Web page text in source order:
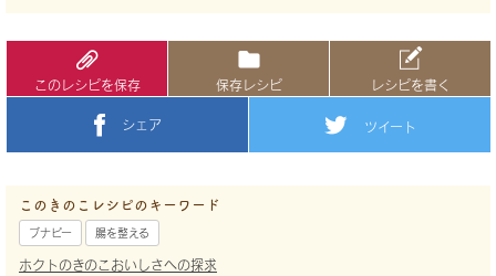
このレシピを保存 保存レシピ レシピを書く
シェア ツイート
このきのこレシピのキーワード
ブナピー 腸を整える
ホクトのきのこおいしさへの探求